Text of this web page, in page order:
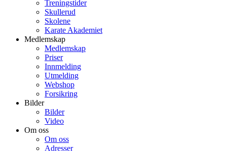
Treningstider
Skullerud
Skolene
Karate Akademiet
Medlemskap
Medlemskap
Priser
Innmelding
Utmelding
Webshop
Forsikring
Bilder
Bilder
Video
Om oss
Om oss
Adresser